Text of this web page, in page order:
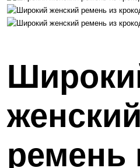
женский
ремень